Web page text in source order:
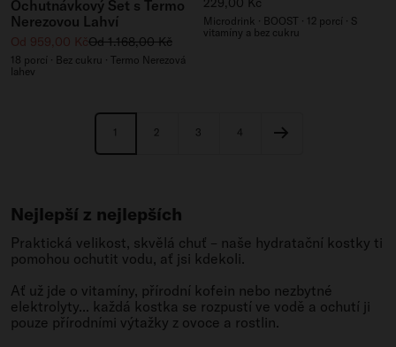
Ochutnávkový Set s Termo
Nerezovou Lahví
Zvýhodněná cena
Od 959,00 KčBěžná cena
Od 1.168,00 Kč
18 porcí · Bez cukru · Termo Nerezová
lahev
Microdrink · BOOST · 12 porcí · S
vitamíny a bez cukru
1 2 3 4
Nejlepší z nejlepších
Praktická velikost, skvělá chuť – naše hydratační kostky ti
pomohou ochutit vodu, ať jsi kdekoli.
Ať už jde o vitamíny, přírodní kofein nebo nezbytné
elektrolyty... každá kostka se rozpustí ve vodě a ochutí ji
pouze přírodními výtažky z ovoce a rostlin.